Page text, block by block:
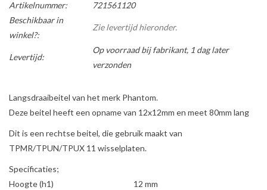
TIPS & KENNIS
Artikelnummer:
721561120
Beschikbaar in
winkel?:
Zie levertijd hieronder.
Levertijd:
Op voorraad bij fabrikant, 1 dag later
verzonden
Langsdraaibeitel van het merk Phantom.
Deze beitel heeft een opname van 12x12mm en meet 80mm lang
Dit is een rechtse beitel, die gebruik maakt van
TPMR/TPUN/TPUX 11 wisselplaten.
Specificaties;
Hoogte (h1)
12 mm